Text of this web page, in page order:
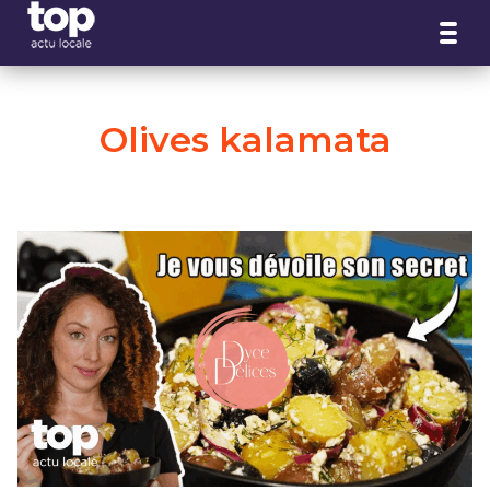
Olives kalamata
Panneau de gestion des cookies